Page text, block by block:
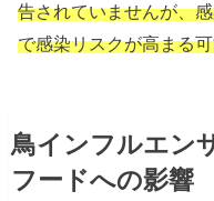
告されていませんが、
で感染リスクが高まる
鳥インフルエン
フードへの影響